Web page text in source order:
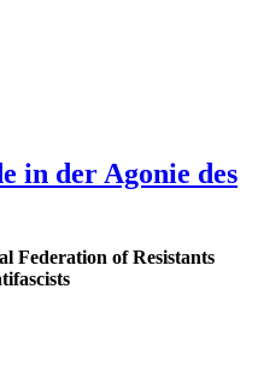
in der Agonie des
Federation of Resistants